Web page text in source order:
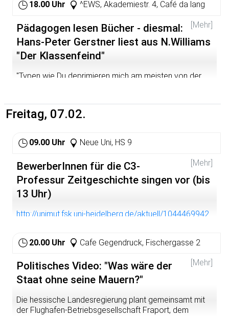
rascheren Werte-Wandel zu lebenslangen Lernen
gezwungen sind? Einst plädierte die Aufklärung für die
allseits gebildete und mündige Persönlichkeit, die ihr
Leben selbst gestalten und somit ihres Glückes Schmied
sein konnte oder sollte. Je umfassender das
Erfahrungswissen über die Welt, desto größer die
Chancen auf ein sinnvolles und erfülltes Leben - ein
Erfahrungswissen, Charakter und Kreativität weniger
wichtig als Fachwissen? Wollen wir, als "Produkt" der
Erziehung, verlässliche Funktionäre, Fachidioten - oder
Brumlik, Philosoph und Erziehungswissenschaftler;
Studie und Gesine Schwan, Präsidentin der
europäischen Universität Viadrina.
18.00 Uhr ^EWS, Akademiestr. 4, Café da lang
[Mehr]
Pädagogen lesen Bücher - diesmal:
Hans-Peter Gerstner liest aus N.Williams
"Der Klassenfeind"
"Typen wie Du deprimieren mich am meisten von der
Habe ich recht? Du willst einfach nicht."
Freitag, 07.02.
09.00 Uhr Neue Uni, HS 9
[Mehr]
BewerberInnen für die C3-
Professur Zeitgeschichte singen vor (bis
13 Uhr)
http://unimut.fsk.uni-heidelberg.de/aktuell/1044469942
20.00 Uhr Cafe Gegendruck, Fischergasse 2
[Mehr]
Politisches Video: "Was wäre der
Staat ohne seine Mauern?"
Die hessische Landesregierung plant gemeinsamt mit
der Flughafen-Betriebsgesellschaft Fraport, dem